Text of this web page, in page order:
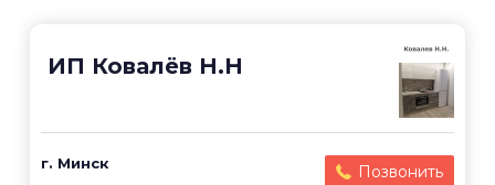
ИП Ковалёв Н.Н
г. Минск Позвонить